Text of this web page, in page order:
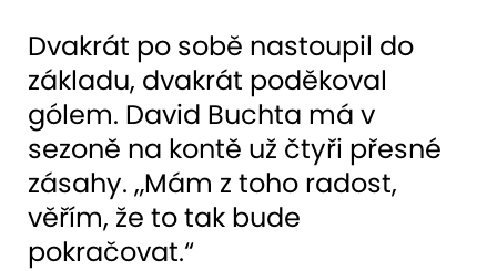
Dvakrát po sobě nastoupil do
základu, dvakrát poděkoval
gólem. David Buchta má v
sezoně na kontě už čtyři přesné
zásahy. „Mám z toho radost,
věřím, že to tak bude
pokračovat.“